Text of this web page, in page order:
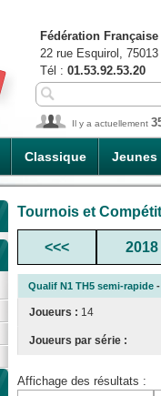
Classique Jeunes
Fédération
22 rue Esquirol,
Tél : 01.53.92.53.20
Il y a actuellement
Tournois et
<<< 2018
Qualif N1 TH5 semi-rapide
Joueurs : 14
Joueurs par série :
Affichage des résultats :